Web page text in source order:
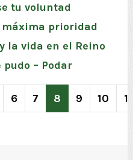
tu voluntad
máxima prioridad
la vida en el Reino
– Podar
Página 8 de 809
6 7 8 9 10 11